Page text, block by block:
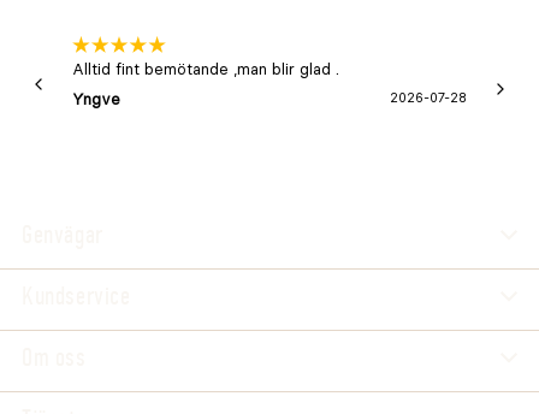
Alltid fint bemötande ,man blir glad .
Yngve
2026-07-28